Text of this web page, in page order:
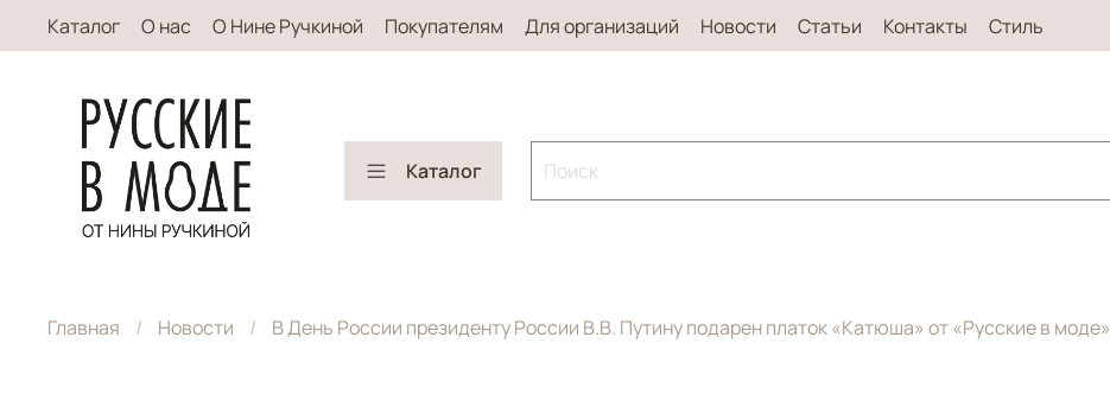
Каталог О нас О Нине Ручкиной Покупателям Для организаций Новости Статьи Контакты Стиль
Каталог
Главная Новости В День России президенту России В.В. Путину подарен платок «Катюша» от «Русские в моде»